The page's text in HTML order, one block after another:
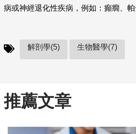
病或神經退化性疾病，例如：癲癇、帕
解剖學(5) 生物醫學(7)
推薦文章